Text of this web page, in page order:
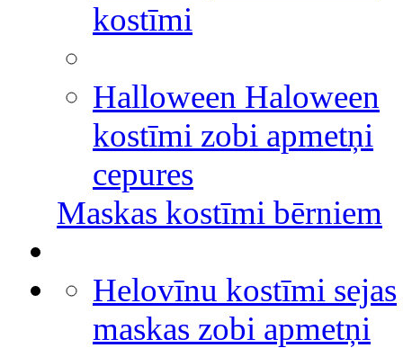
kostīmi
Halloween Haloween
kostīmi zobi apmetņi
cepures
Maskas kostīmi bērniem
Helovīnu kostīmi sejas
maskas zobi apmetņi